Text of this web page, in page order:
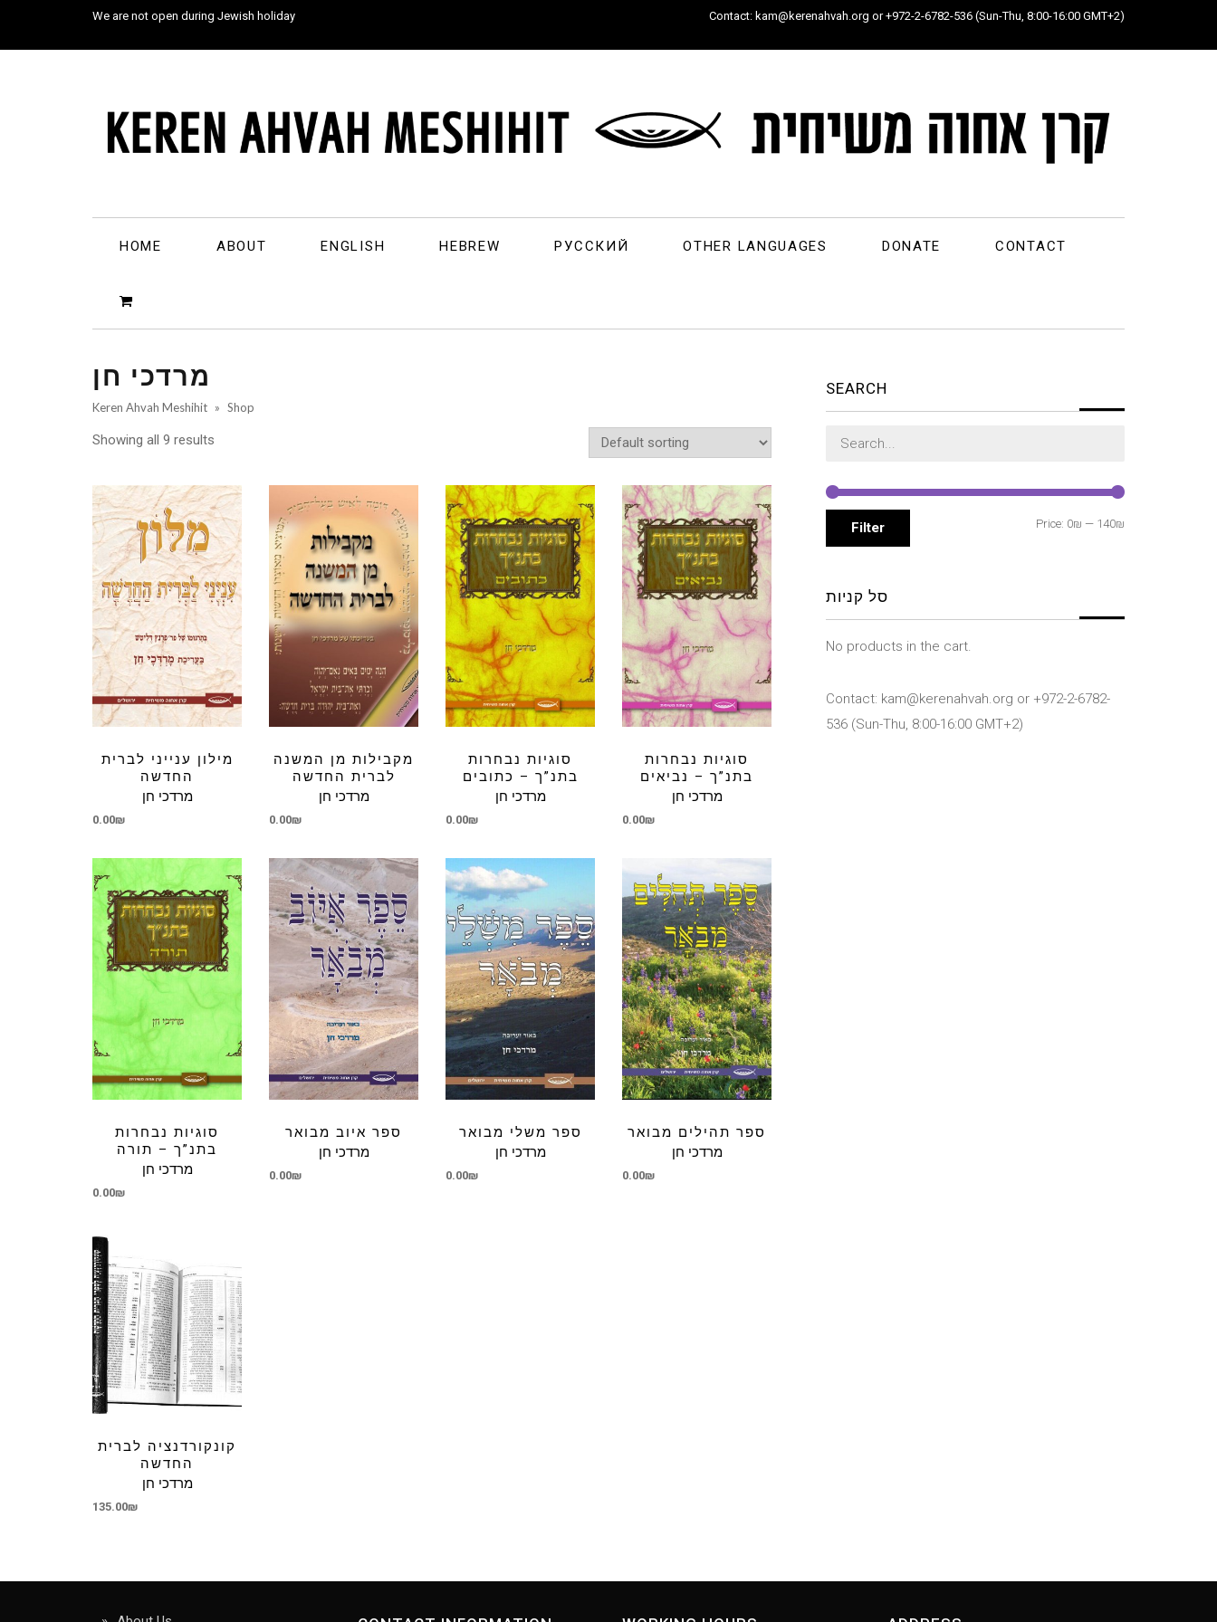
We are not open during Jewish holiday Contact: kam@kerenahvah.org or +972-2-6782-536 (Sun-Thu, 8:00-16:00 GMT+2)
HOME ABOUT ENGLISH HEBREW РУССКИЙ OTHER LANGUAGES DONATE CONTACT
מרדכי חן
Keren Ahvah Meshihit » Shop
Showing all 9 results
מילון ענייני לברית
החדשה
מרדכי חן
0.00₪
מקבילות מן המשנה
לברית החדשה
מרדכי חן
0.00₪
סוגיות נבחרות
בתנ”ך – כתובים
מרדכי חן
0.00₪
סוגיות נבחרות
בתנ”ך – נביאים
מרדכי חן
0.00₪
סוגיות נבחרות
בתנ”ך – תורה
מרדכי חן
0.00₪
ספר איוב מבואר
מרדכי חן
0.00₪
ספר משלי מבואר
מרדכי חן
0.00₪
ספר תהילים מבואר
מרדכי חן
0.00₪
קונקורדנציה לברית
החדשה
מרדכי חן
135.00₪
SEARCH
Search
Filter Price: 0₪ — 140₪
סל קניות
No products in the cart.
Contact: kam@kerenahvah.org or +972-2-6782-
536 (Sun-Thu, 8:00-16:00 GMT+2)